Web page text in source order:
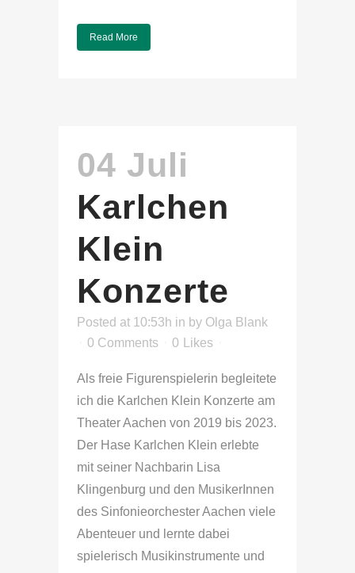
Read More
04 Juli
Karlchen
Klein
Konzerte
Posted at 10:53h in by Olga Blank
0 Comments
0 Likes
Als freie Figurenspielerin begleitete
ich die Karlchen Klein Konzerte am
Theater Aachen von 2019 bis 2023.
Der Hase Karlchen Klein erlebte
mit seiner Nachbarin Lisa
Klingenburg und den MusikerInnen
des Sinfonieorchester Aachen viele
Abenteuer und lernte dabei
spielerisch Musikinstrumente und